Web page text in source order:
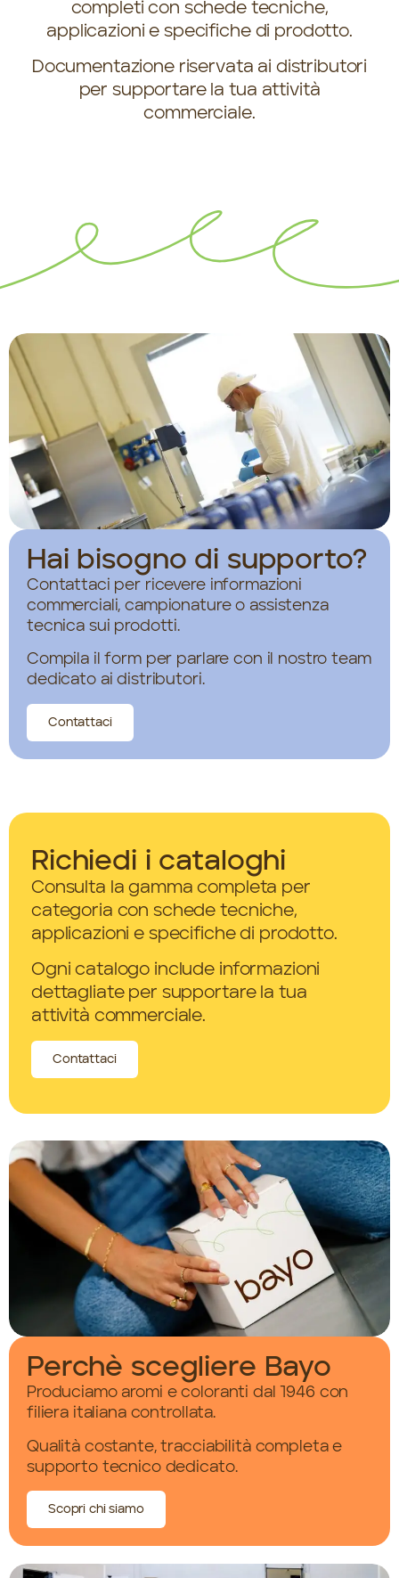
completi con schede tecniche,
applicazioni e specifiche di prodotto.
Documentazione riservata ai distributori
per supportare la tua attività
commerciale.
Hai bisogno di supporto?
Contattaci per ricevere informazioni
commerciali, campionature o assistenza
tecnica sui prodotti.
Compila il form per parlare con il nostro team
dedicato ai distributori.
Contattaci
Richiedi i cataloghi
Consulta la gamma completa per
categoria con schede tecniche,
applicazioni e specifiche di prodotto.
Ogni catalogo include informazioni
dettagliate per supportare la tua
attività commerciale.
Contattaci
Perchè scegliere Bayo
Produciamo aromi e coloranti dal 1946 con
filiera italiana controllata.
Qualità costante, tracciabilità completa e
supporto tecnico dedicato.
Scopri chi siamo